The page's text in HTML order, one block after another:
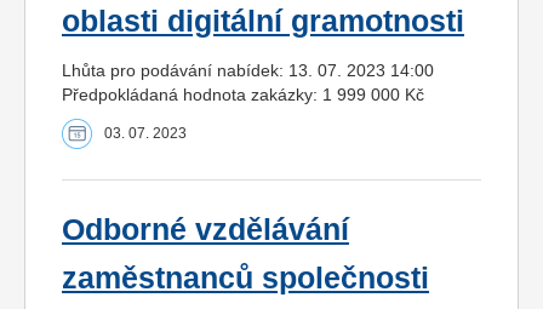
oblasti digitální gramotnosti
Lhůta pro podávání nabídek: 13. 07. 2023 14:00
Předpokládaná hodnota zakázky: 1 999 000 Kč
03. 07. 2023
Odborné vzdělávání
zaměstnanců společnosti